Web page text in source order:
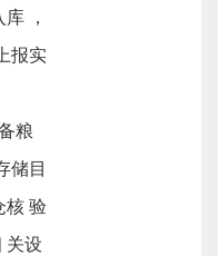
，
报实
粮
储目
核 验
关设